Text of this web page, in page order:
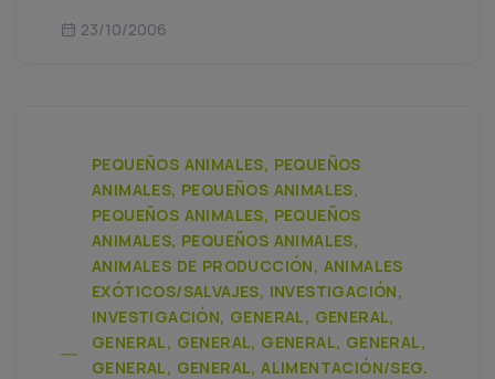
23/10/2006
PEQUEÑOS ANIMALES, PEQUEÑOS
ANIMALES, PEQUEÑOS ANIMALES,
PEQUEÑOS ANIMALES, PEQUEÑOS
ANIMALES, PEQUEÑOS ANIMALES,
ANIMALES DE PRODUCCIÓN, ANIMALES
EXÓTICOS/SALVAJES, INVESTIGACIÓN,
INVESTIGACIÓN, GENERAL, GENERAL,
GENERAL, GENERAL, GENERAL, GENERAL,
GENERAL, GENERAL, ALIMENTACIÓN/SEG.